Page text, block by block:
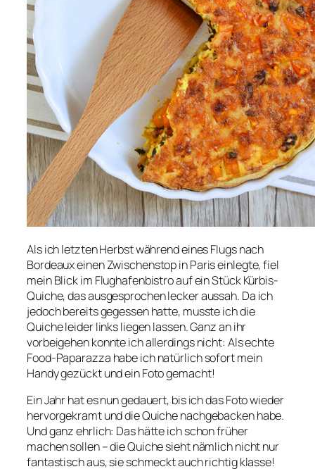
Als ich letzten Herbst während eines Flugs nach
Bordeaux einen Zwischenstop in Paris einlegte, fiel
mein Blick im Flughafenbistro auf ein Stück Kürbis-
Quiche, das ausgesprochen lecker aussah. Da ich
jedoch bereits gegessen hatte, musste ich die
Quiche leider links liegen lassen. Ganz an ihr
vorbeigehen konnte ich allerdings nicht: Als echte
Food-Paparazza habe ich natürlich sofort mein
Handy gezückt und ein Foto gemacht!
Ein Jahr hat es nun gedauert, bis ich das Foto wieder
hervorgekramt und die Quiche nachgebacken habe.
Und ganz ehrlich: Das hätte ich schon früher
machen sollen – die Quiche sieht nämlich nicht nur
fantastisch aus, sie schmeckt auch richtig klasse!